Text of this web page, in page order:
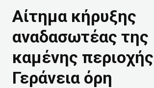
Αίτημα κήρυξης
αναδασωτέας της
καμένης
Γεράνεια όρη